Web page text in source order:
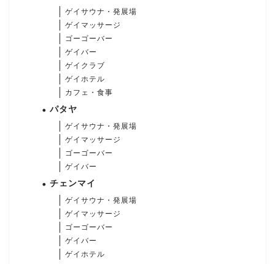
ゲイサウナ・発展場
ゲイマッサージ
ゴーゴーバー
ゲイバー
ゲイクラブ
ゲイホテル
カフェ・食事
パタヤ
ゲイサウナ・発展場
ゲイマッサージ
ゴーゴーバー
ゲイバー
チェンマイ
ゲイサウナ・発展場
ゲイマッサージ
ゴーゴーバー
ゲイバー
ゲイホテル